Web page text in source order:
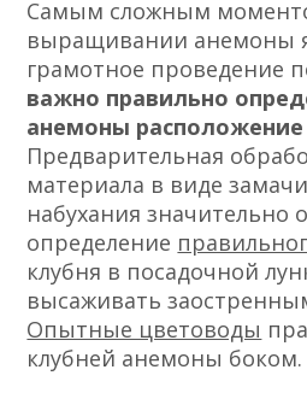
Самым сложным
выращивании анемоны
грамотное проведение
важно правильно
анемоны расположение
Предварительная
материала в виде
набухания значительно
определение
клубня в посадочной
высаживать
Опытные цветоводы
клубней анемоны боком.